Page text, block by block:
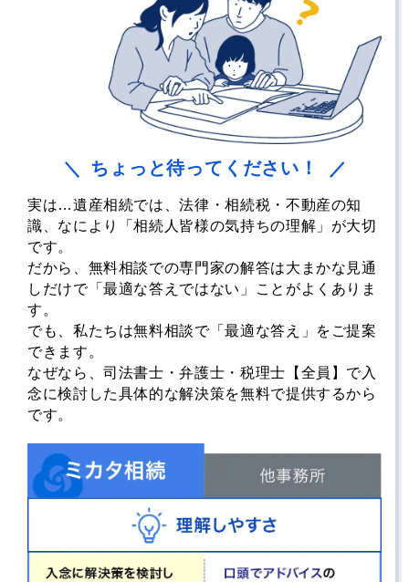
ちょっと待ってください！
実は…遺産相続では、法律・相続税・不動産の知
識、なにより「相続人皆様の気持ちの理解」が大切
です。
だから、無料相談での専門家の解答は大まかな見通
しだけで「最適な答えではない」ことがよくありま
す。
でも、私たちは無料相談で「最適な答え」をご提案
できます。
なぜなら、司法書士・弁護士・税理士【全員】で入
念に検討した具体的な解決策を無料で提供するから
です。